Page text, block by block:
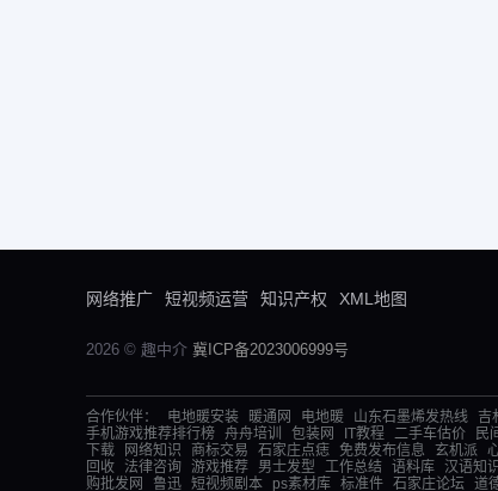
网络推广 短视频运营 知识产权 XML地图
2026 © 趣中介 冀ICP备2023006999号
合作伙伴： 电地暖安装 暖通网 电地暖 山东石墨烯发热线 吉
手机游戏推荐排行榜 舟舟培训 包装网 IT教程 二手车估价 民
下载
网络知识 商标交易 石家庄点痣 免费发布信息 玄机派
回收
法律咨询 游戏推荐 男士发型 工作总结 语料库 汉语知
购批发网
鲁迅 短视频剧本 ps素材库 标准件 石家庄论坛 道